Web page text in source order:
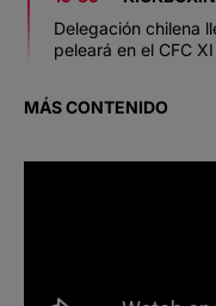
Delegación chilena
peleará en el CFC XI
MÁS CONTENIDO